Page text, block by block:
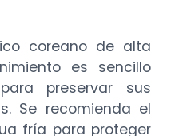
coreano de alta
es sencillo
preservar sus
Se recomienda el
fría para proteger